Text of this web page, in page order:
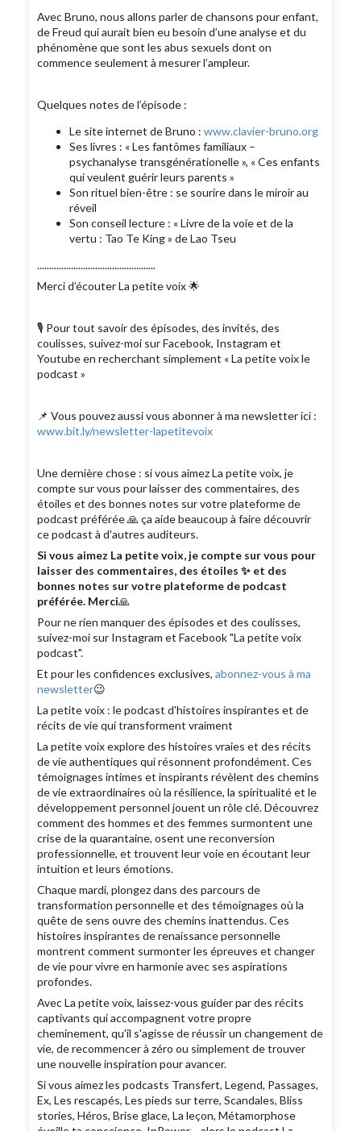
Avec Bruno, nous allons parler de chansons pour enfant,
de Freud qui aurait bien eu besoin d’une analyse et du
phénomène que sont les abus sexuels dont on
commence seulement à mesurer l’ampleur.
Quelques notes de l’épisode :
Le site internet de Bruno :www.clavier-bruno.org
Ses livres : « Les fantômes familiaux –
psychanalyse transgénérationelle », « Ces enfants
qui veulent guérir leurs parents »
Son rituel bien-être : se sourire dans le miroir au
réveil
Son conseil lecture : « Livre de la voie et de la
vertu : Tao Te King » de Lao Tseu
.................................................
Merci d’écouter La petite voix 🌟
🎙 Pour tout savoir des épisodes, des invités, des
coulisses, suivez-moi sur Facebook, Instagram et
Youtube en recherchant simplement « La petite voix le
podcast »
📌 Vous pouvez aussi vous abonner à ma newsletter ici :
www.bit.ly/newsletter-lapetitevoix
Une dernière chose : si vous aimez La petite voix, je
compte sur vous pour laisser des commentaires, des
étoiles et des bonnes notes sur votre plateforme de
podcast préférée 🙏 ça aide beaucoup à faire découvrir
ce podcast à d'autres auditeurs.
Si vous aimez La petite voix, je compte sur vous pour
laisser des commentaires, des étoiles ✨ et des
bonnes notes sur votre plateforme de podcast
préférée. Merci🙏
Pour ne rien manquer des épisodes et des coulisses,
suivez-moi sur Instagram et Facebook "La petite voix
podcast".
Et pour les confidences exclusives,abonnez-vous à ma
newsletter😉
La petite voix : le podcast d'histoires inspirantes et de
récits de vie qui transforment vraiment
La petite voix explore des histoires vraies et des récits
de vie authentiques qui résonnent profondément. Ces
témoignages intimes et inspirants révèlent des chemins
de vie extraordinaires où la résilience, la spiritualité et le
développement personnel jouent un rôle clé. Découvrez
comment des hommes et des femmes surmontent une
crise de la quarantaine, osent une reconversion
professionnelle, et trouvent leur voie en écoutant leur
intuition et leurs émotions.
Chaque mardi, plongez dans des parcours de
transformation personnelle et des témoignages où la
quête de sens ouvre des chemins inattendus. Ces
histoires inspirantes de renaissance personnelle
montrent comment surmonter les épreuves et changer
de vie pour vivre en harmonie avec ses aspirations
profondes.
Avec La petite voix, laissez-vous guider par des récits
captivants qui accompagnent votre propre
cheminement, qu'il s'agisse de réussir un changement de
vie, de recommencer à zéro ou simplement de trouver
une nouvelle inspiration pour avancer.
Si vous aimez les podcasts Transfert, Legend, Passages,
Ex, Les rescapés, Les pieds sur terre, Scandales, Bliss
stories, Héros, Brise glace, La leçon, Métamorphose